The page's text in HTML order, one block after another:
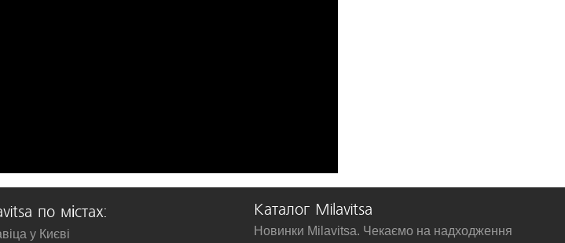
по містах:
у Києві
Каталог Milavitsa
Новинки Milavitsa. Чекаємо на надходження